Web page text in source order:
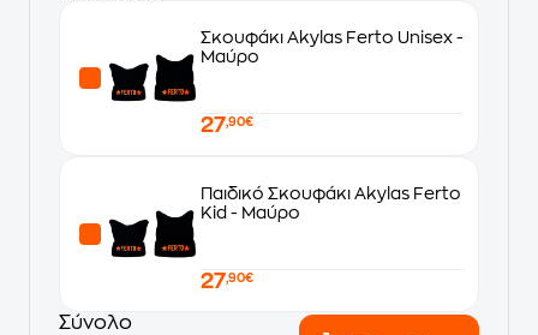
Σκουφάκι Akylas Ferto Unisex -
Μαύρο
27,90€
Παιδικό Σκουφάκι Akylas Ferto
Kid - Μαύρο
27,90€
Σύνολο